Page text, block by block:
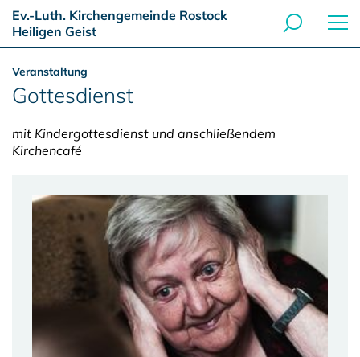
Ev.-Luth. Kirchengemeinde Rostock
Heiligen Geist
Veranstaltung
Gottesdienst
mit Kindergottesdienst und anschließendem
Kirchencafé